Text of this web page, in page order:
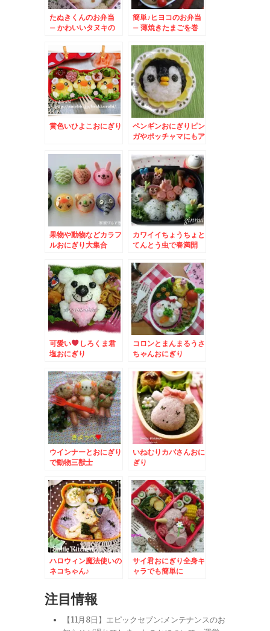
たぬきくんのお弁当
– かわいいタヌキの
簡単♪ヒヨコのお弁当
– 薄焼きたまごを巻
黄色いひよこおにぎり
ペンギンおにぎりピン
ガやポッチャマにもア
果物や動物などカラフ
ルおにぎり大集合
カワイイちょうちょと
てんとう虫で春満開
可愛い
しろくま君
塩おにぎり
コロンとまんまるうさ
ちゃんおにぎり
ウインナーとおにぎり
で動物三獣士
いねむりカバさんおに
ぎり
ハロウィン魔法使いの
ネコちゃん♪
サイ君おにぎり全身キ
ャラでも簡単に
注目情報
【11月8日】エピックセブン:メンテナンスのお